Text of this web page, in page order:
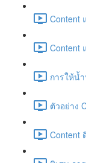
Content
Content
การให้น้
ตัวอย่าง
Content